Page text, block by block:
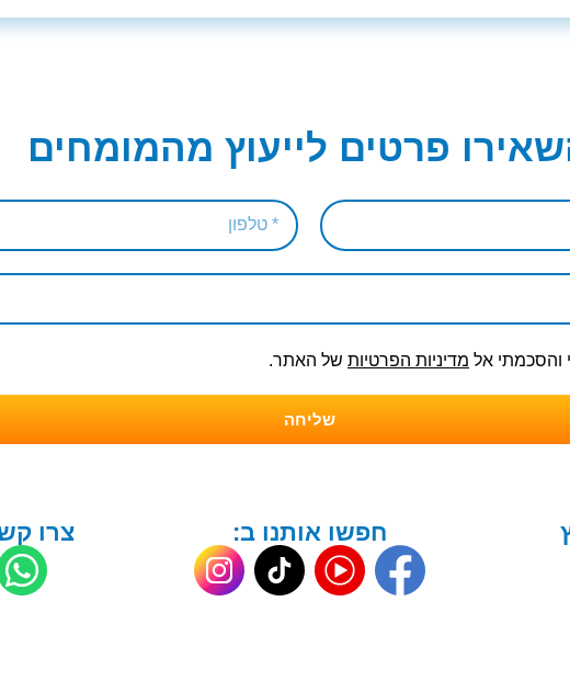
פרטים לייעוץ מהמומחים
והסכמתי אל מדיניות הפרטיות של האתר.
שליחה
חפשו אותנו ב: צרו